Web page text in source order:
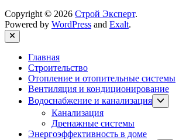
Copyright © 2026 Строй Эксперт.
Powered by WordPress and Exalt.
Close
Главная
Строительство
Отопление и отопительные системы
Вентиляция и кондиционирование
Водоснабжение и канализация
Show
sub
Канализация
Дренажные системы
Энергоэффективность в доме